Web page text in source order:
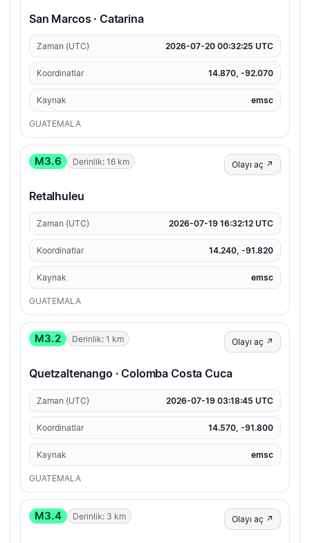
San Marcos · Catarina
Zaman (UTC) 2026-07-20 00:32:25 UTC
Koordinatlar 14.870, -92.070
Kaynak emsc
GUATEMALA
M3.6 Derinlik: 16 km Olayı aç ↗
Retalhuleu
Zaman (UTC) 2026-07-19 16:32:12 UTC
Koordinatlar 14.240, -91.820
Kaynak emsc
GUATEMALA
M3.2 Derinlik: 1 km Olayı aç ↗
Quetzaltenango · Colomba Costa Cuca
Zaman (UTC) 2026-07-19 03:18:45 UTC
Koordinatlar 14.570, -91.800
Kaynak emsc
GUATEMALA
M3.4 Derinlik: 3 km Olayı aç ↗